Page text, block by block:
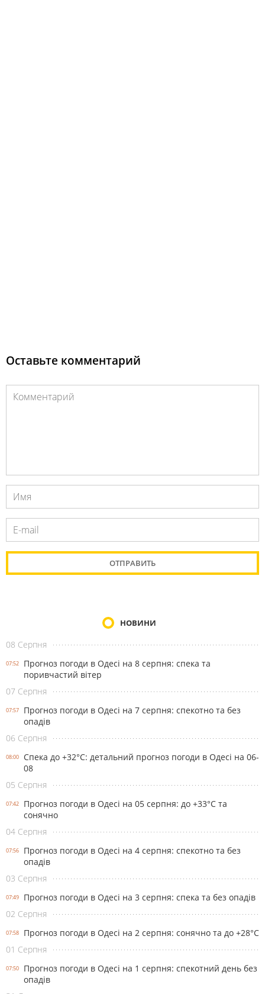
Оставьте комментарий
НОВИНИ
08 Серпня
07:52
Прогноз погоди в Одесі на 8 серпня: спека та
поривчастий вітер
07 Серпня
07:57
Прогноз погоди в Одесі на 7 серпня: спекотно та без
опадів
06 Серпня
08:00
Спека до +32°С: детальний прогноз погоди в Одесі на 06-
08
05 Серпня
07:42
Прогноз погоди в Одесі на 05 серпня: до +33°С та
сонячно
04 Серпня
07:56
Прогноз погоди в Одесі на 4 серпня: спекотно та без
опадів
03 Серпня
07:49
Прогноз погоди в Одесі на 3 серпня: спека та без опадів
02 Серпня
07:58
Прогноз погоди в Одесі на 2 серпня: сонячно та до +28°С
01 Серпня
07:50
Прогноз погоди в Одесі на 1 серпня: спекотний день без
опадів